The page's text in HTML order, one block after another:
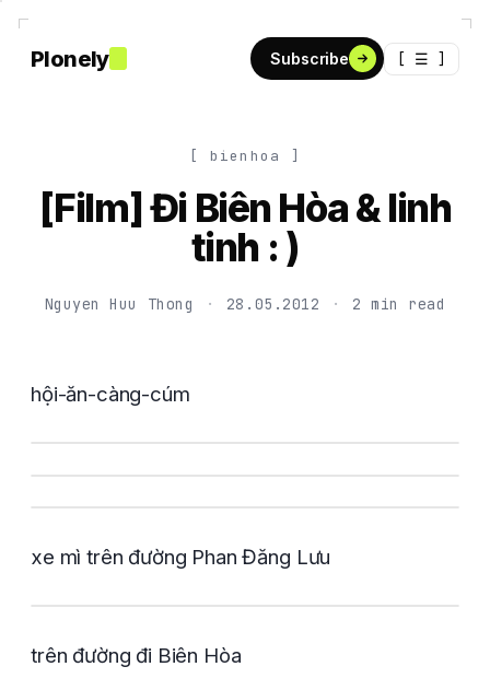
Plonely Subscribe [ ☰ ]
[ bienhoa ]
[Film] Đi Biên Hòa & linh
tinh : )
Nguyen Huu Thong · 28.05.2012 · 2 min read
hội-ăn-càng-cúm
xe mì trên đường Phan Đăng Lưu
trên đường đi Biên Hòa